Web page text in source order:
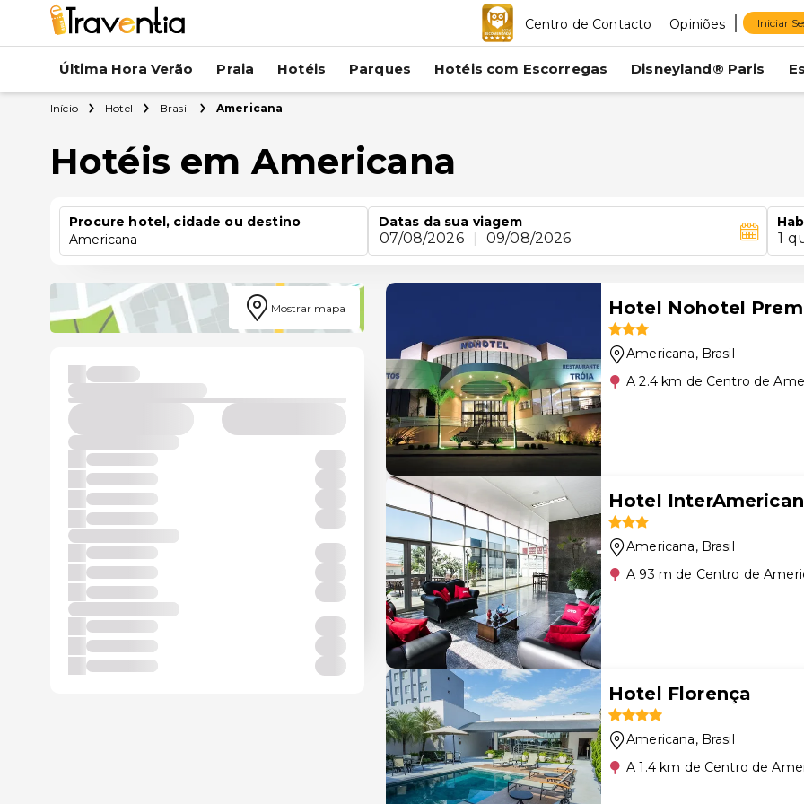
Centro de Contacto Opiniões Iniciar
Última Hora Verão Praia Hotéis Parques Hotéis com Escorregas Disneyland® Paris
Início Hotel Brasil Americana
Hotéis em Americana
Procure hotel, cidade ou destino
Americana
Datas da sua viagem
07/08/2026 09/08/2026 1
Mostrar mapa Hotel Nohotel
Americana, Brasil
A 2.4 km de Centro de
Hotel
Americana, Brasil
A 93 m de Centro de
Hotel Florença
Americana, Brasil
A 1.4 km de Centro de